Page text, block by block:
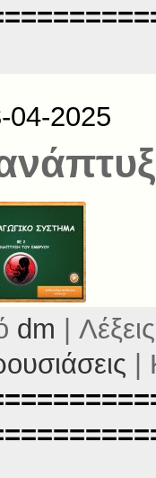
2025
dm |
|